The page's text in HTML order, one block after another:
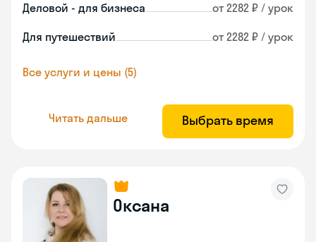
Деловой - для бизнеса от 2282 ₽ / урок
Для путешествий от 2282 ₽ / урок
Все услуги и цены (5)
Читать дальше Выбрать время
Оксана